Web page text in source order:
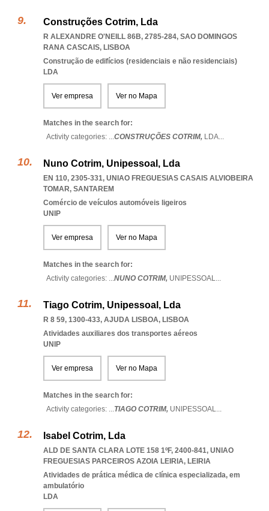
Construções Cotrim, Lda
R ALEXANDRE O'NEILL 86B, 2785-284, SAO DOMINGOS
RANA CASCAIS, LISBOA
Construção de edifícios (residenciais e não residenciais)
LDA
Ver empresa Ver no Mapa
Matches in the search for:
Activity categories: ...CONSTRUÇÕES COTRIM, LDA...
Nuno Cotrim, Unipessoal, Lda
EN 110, 2305-331, UNIAO FREGUESIAS CASAIS ALVIOBEIRA
TOMAR, SANTAREM
Comércio de veículos automóveis ligeiros
UNIP
Ver empresa Ver no Mapa
Matches in the search for:
Activity categories: ...NUNO COTRIM, UNIPESSOAL...
Tiago Cotrim, Unipessoal, Lda
R 8 59, 1300-433, AJUDA LISBOA, LISBOA
Atividades auxiliares dos transportes aéreos
UNIP
Ver empresa Ver no Mapa
Matches in the search for:
Activity categories: ...TIAGO COTRIM, UNIPESSOAL...
Isabel Cotrim, Lda
ALD DE SANTA CLARA LOTE 158 1ºF, 2400-841, UNIAO
FREGUESIAS PARCEIROS AZOIA LEIRIA, LEIRIA
Atividades de prática médica de clínica especializada, em
ambulatório
LDA